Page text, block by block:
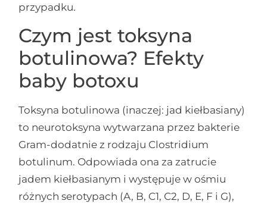
przypadku.
Czym jest toksyna
botulinowa? Efekty
baby botoxu
Toksyna botulinowa (inaczej: jad kiełbasiany)
to neurotoksyna wytwarzana przez bakterie
Gram-dodatnie z rodzaju Clostridium
botulinum. Odpowiada ona za zatrucie
jadem kiełbasianym i występuje w ośmiu
różnych serotypach (A, B, C1, C2, D, E, F i G),